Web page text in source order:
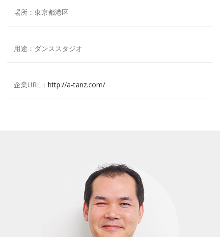
場所：東京都港区
用途：ダンススタジオ
企業URL： http://a-tanz.com/